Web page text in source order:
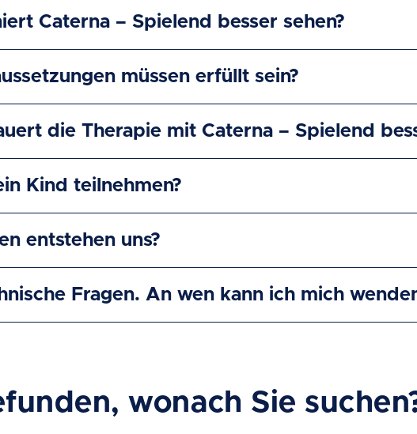
Caterna – Spielend besser sehen?
müssen erfüllt sein?
die Therapie mit Caterna – Spielend
Kind teilnehmen?
entstehen uns?
Fragen. An wen kann ich mich
wonach Sie